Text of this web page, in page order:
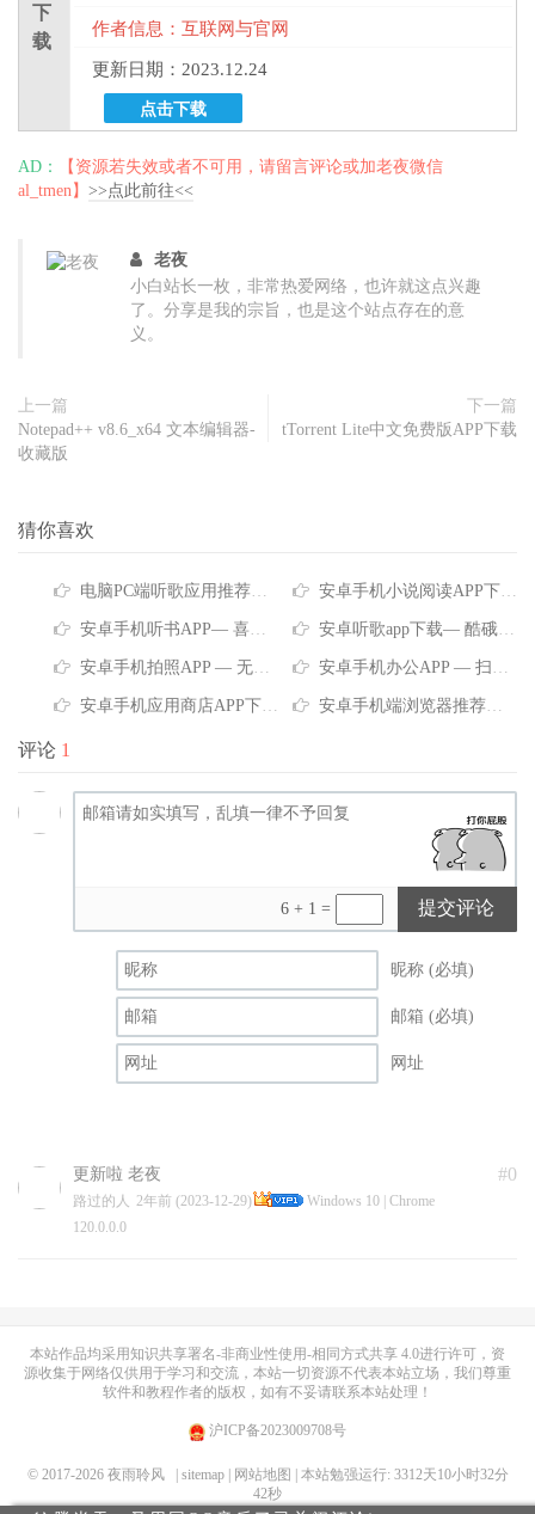
下
载
作者信息：互联网与官网
更新日期：2023.12.24
点击下载
AD：
【资源若失效或者不可用，请留言评论或加老夜微信
al_tmen】 >>点此前往<<
老夜
小白站长一枚，非常热爱网络，也许就这点兴趣
了。分享是我的宗旨，也是这个站点存在的意
义。
上一篇
Notepad++ v8.6_x64 文本编辑器-
收藏版
下一篇
tTorrent Lite中文免费版APP下载
猜你喜欢
电脑PC端听歌应用推荐—QQ音乐V22.10.00【去广告绿色版】正版音乐要支持海量随便听 安卓手机小说阅读APP下载— 七猫免费小说V7.88【去广告版】海量小说免费阅读
安卓手机听书APP— 喜马拉雅V9.4.32.3【去广告版】解锁限制，免费无限畅听 安卓听歌app下载— 酷硪音乐V12.0.4.2【会员版】畅享海量音乐
安卓手机拍照APP — 无他相机V6.9.7.160【会员版】– 可以边拍边美的动态美颜神器 安卓手机办公APP — 扫描全能王V7.8.5.2512170000【会员版】无障碍使用
安卓手机应用商店APP下载 — Google Play Store（谷歌商店）V49.3.28-31版-A12【谷歌版】海量资源，免费下载 安卓手机端浏览器推荐— X浏览器V5.5.1(1008)【谷歌版】回归本质，回归纯粹
评论 1
6 + 1 = 提交评论
昵称 (必填)
邮箱 (必填)
网址
#0
更新啦 老夜
路过的人 2年前 (2023-12-29)
Windows 10 | Chrome
120.0.0.0
本站作品均采用知识共享署名-非商业性使用-相同方式共享 4.0进行许可，资
源收集于网络仅供用于学习和交流，本站一切资源不代表本站立场，我们尊重
软件和教程作者的版权，如有不妥请联系本站处理！
沪ICP备2023009708号
© 2017-2026 夜雨聆风 | sitemap | 网站地图
| 本站勉强运行: 3312天10小时32分
42秒